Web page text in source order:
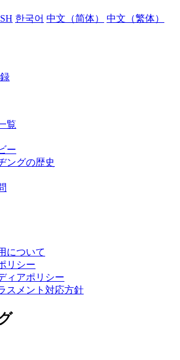
한국어 中文（简体） 中文（繁体）
覧
ー
ングの歴史
について
リシー
ィアポリシー
スメント対応方針